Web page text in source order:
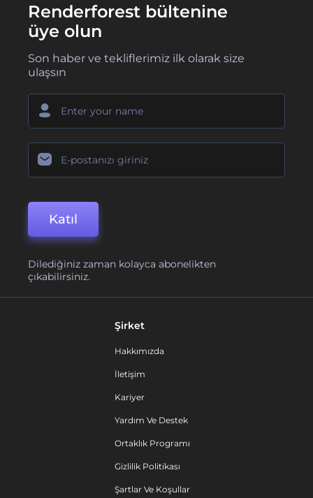
Renderforest bültenine
üye olun
Son haber ve tekliflerimiz ilk olarak size
ulaşsın
Katıl
Dilediğiniz zaman kolayca abonelikten
çıkabilirsiniz.
Şirket
Hakkımızda
İletişim
Kariyer
Yardım Ve Destek
Ortaklık Programı
Gizlilik Politikası
Şartlar Ve Koşullar